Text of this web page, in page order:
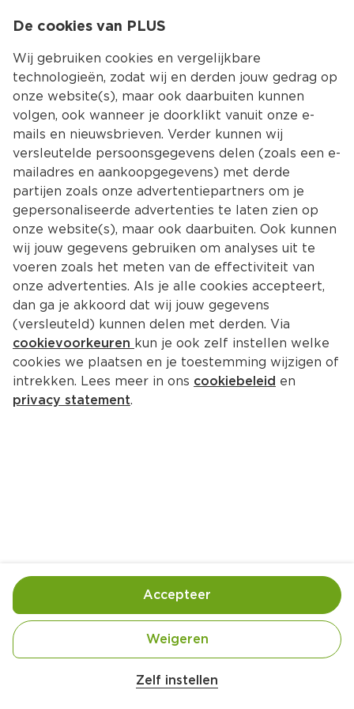
Kies jouw
Terug Producten
Grand'Italia Pastasaus Sugocasa
Verdure
Handige informatie over dit product
Vegan
De cookies van PLUS
Wij gebruiken cookies en vergelijkbare
technologieën, zodat wij en derden jouw gedrag op
onze website(s), maar ook daarbuiten kunnen
volgen, ook wanneer je doorklikt vanuit onze e-
mails en nieuwsbrieven. Verder kunnen wij
versleutelde persoonsgegevens delen (zoals een e-
mailadres en aankoopgegevens) met derde
partijen zoals onze advertentiepartners om je
gepersonaliseerde advertenties te laten zien op
onze website(s), maar ook daarbuiten. Ook kunnen
wij jouw gegevens gebruiken om analyses uit te
voeren zoals het meten van de effectiviteit van
onze advertenties. Als je alle cookies accepteert,
dan ga je akkoord dat wij jouw gegevens
(versleuteld) kunnen delen met derden. Via
cookievoorkeuren kun je ook zelf instellen welke
cookies we plaatsen en je toestemming wijzigen of
intrekken. Lees meer in ons cookiebeleid en
privacy statement.
Zelf instellen
Weigeren
Accepteer